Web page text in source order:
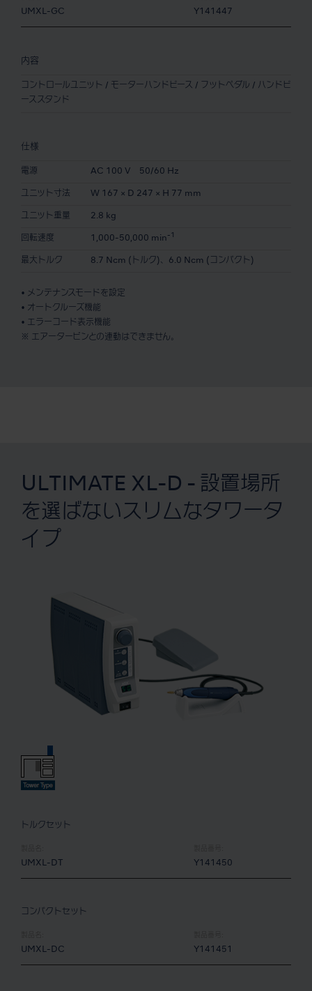
UMXL-GC Y141447
内容
コントロールユニット / モーターハンドピース / フットペダル / ハンドピ
ーススタンド
仕様
電源 AC 100 V 50/60 Hz
ユニット寸法 W 167 × D 247 × H 77 mm
ユニット重量 2.8 kg
回転速度 1,000-50,000 min -1
最大トルク 8.7 Ncm (トルク)、6.0 Ncm (コンパクト)
• メンテナンスモードを設定
• オートクルーズ機能
• エラーコード表示機能
※ エアータービンとの連動はできません。
ULTIMATE XL-D - 設置場所
を選ばないスリムなタワータ
イプ
トルクセット
UMXL-DT Y141450
コンパクトセット
UMXL-DC Y141451